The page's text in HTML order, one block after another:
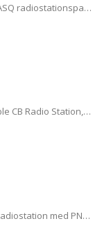
CB PNI Escort HP 8900 ASQ radiostationspaket, 12-24V + CB PNI ML70 antenn, 70 cm med magnetisk bas 145 mm ingår
HP 72 PNI Escort Portable CB Radio Station, Multi-Standard, 4W, AM-FM, 6-nivå Justerbar ASQ, Dual Watch, Scan, Lock, Roger Beep
CB PNI Escort HP 6550 radiostation med PNI ECH01 installerad, multistandard, 4W, AM-FM, 12V, ASQ, med ekoläge